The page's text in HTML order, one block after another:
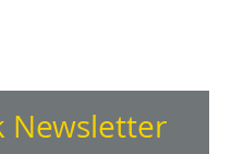
Newsletter